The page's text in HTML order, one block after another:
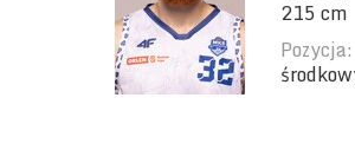
215 cm
Pozycja: